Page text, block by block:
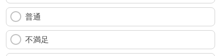
普通
不満足